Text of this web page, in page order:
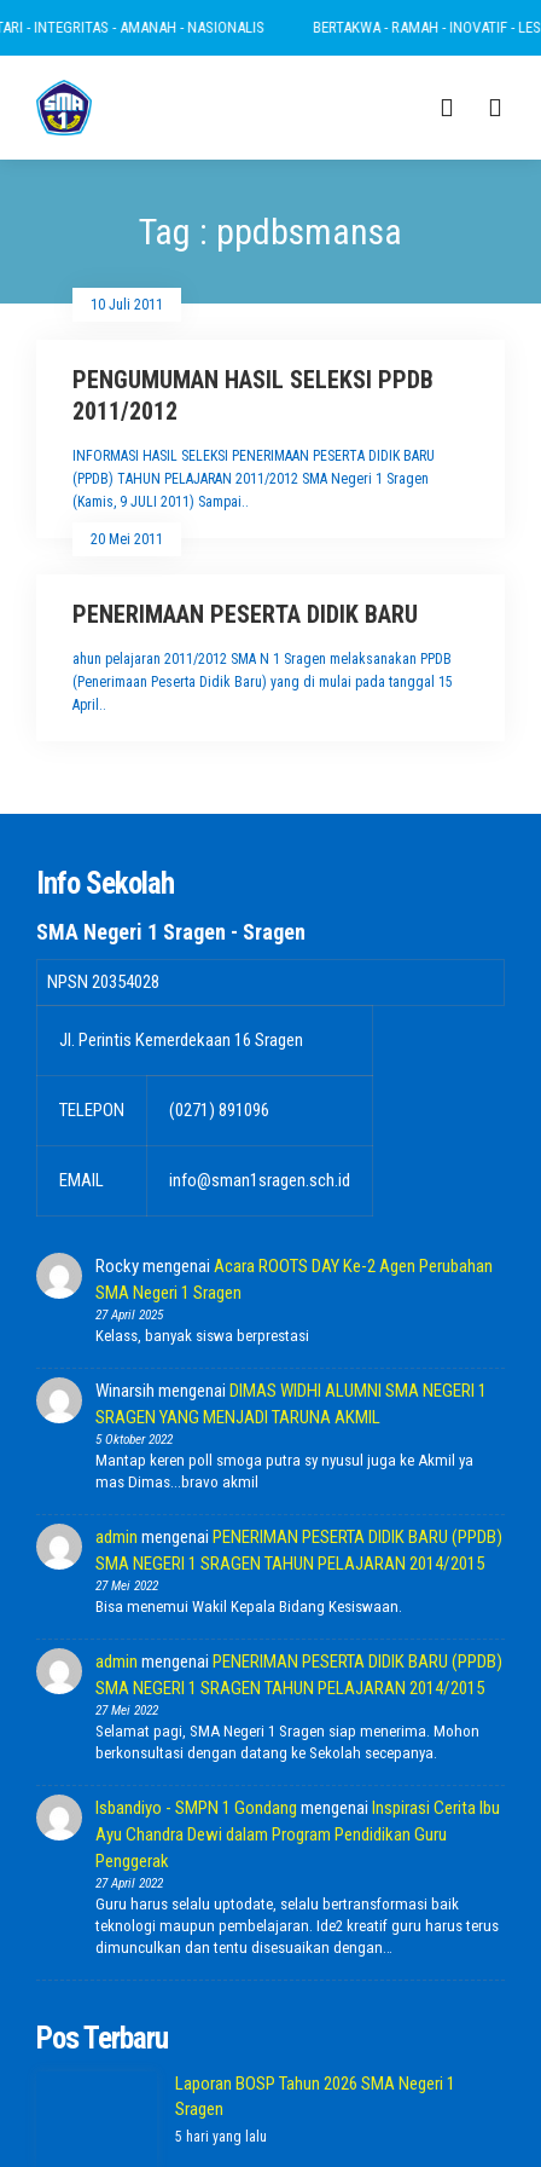
- INTEGRITAS - AMANAH - NASIONALIS BERTAKWA - RAMAH - INOVATIF -
Tag : ppdbsmansa
10 Juli 2011
PENGUMUMAN HASIL SELEKSI PPDB
2011/2012
INFORMASI HASIL SELEKSI PENERIMAAN PESERTA DIDIK BARU
(PPDB) TAHUN PELAJARAN 2011/2012 SMA Negeri 1 Sragen
(Kamis, 9 JULI 2011) Sampai..
20 Mei 2011
PENERIMAAN PESERTA DIDIK BARU
ahun pelajaran 2011/2012 SMA N 1 Sragen melaksanakan PPDB
(Penerimaan Peserta Didik Baru) yang di mulai pada tanggal 15
April..
Info Sekolah
SMA Negeri 1 Sragen - Sragen
NPSN 20354028
Jl. Perintis Kemerdekaan 16 Sragen
TELEPON (0271) 891096
EMAIL info@sman1sragen.sch.id
Rockymengenai Acara ROOTS DAY Ke-2 Agen Perubahan
SMA Negeri 1 Sragen
27 April 2025
Kelass, banyak siswa berprestasi
Winarsih mengenai DIMAS WIDHI ALUMNI SMA NEGERI 1
SRAGEN YANG MENJADI TARUNA AKMIL
5 Oktober 2022
Mantap keren poll smoga putra sy nyusul juga ke Akmil ya
mas Dimas...bravo akmil
admin mengenai PENERIMAN PESERTA DIDIK BARU (PPDB)
SMA NEGERI 1 SRAGEN TAHUN PELAJARAN 2014/2015
27 Mei 2022
Bisa menemui Wakil Kepala Bidang Kesiswaan.
admin mengenai PENERIMAN PESERTA DIDIK BARU (PPDB)
SMA NEGERI 1 SRAGEN TAHUN PELAJARAN 2014/2015
27 Mei 2022
Selamat pagi, SMA Negeri 1 Sragen siap menerima. Mohon
berkonsultasi dengan datang ke Sekolah secepanya.
Isbandiyo - SMPN 1 Gondang mengenai Inspirasi Cerita Ibu
Ayu Chandra Dewi dalam Program Pendidikan Guru
Penggerak
27 April 2022
Guru harus selalu uptodate, selalu bertransformasi baik
teknologi maupun pembelajaran. Ide2 kreatif guru harus terus
dimunculkan dan tentu disesuaikan dengan…
Pos Terbaru
Laporan BOSP Tahun 2026 SMA Negeri 1
Sragen
5 hari yang lalu